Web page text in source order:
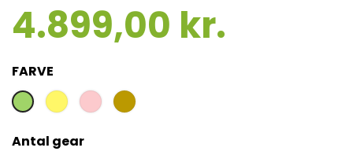
4.899,00 kr.
FARVE
Grøn Gul LyserødOliven
Antal gear